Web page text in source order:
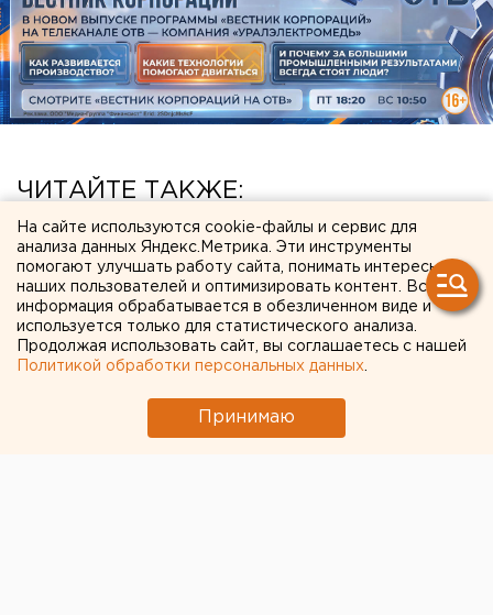
ЧИТАЙТЕ ТАКЖЕ:
Режим БПЛА-опасности ввели в Пермском
крае
Чем опасны ракеты «Фламинго», которыми
Украина атаковала тыловые регионы РФ
Участок с челябинским элеватором выставят
Ракетная опасность угрожает Челябинской
На сайте используются cookie-файлы и сервис для
анализа данных Яндекс.Метрика. Эти инструменты
помогают улучшать работу сайта, понимать интересы
наших пользователей и оптимизировать контент. Вся
информация обрабатывается в обезличенном виде и
используется только для статистического анализа.
Продолжая использовать сайт, вы соглашаетесь с нашей
Политикой обработки персональных данных
Принимаю